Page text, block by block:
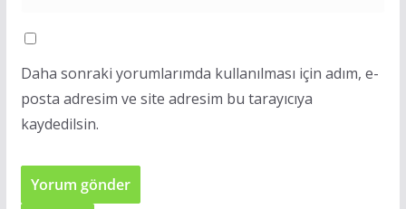
Daha sonraki yorumlarımda kullanılması için adım, e-
posta adresim ve site adresim bu tarayıcıya
kaydedilsin.